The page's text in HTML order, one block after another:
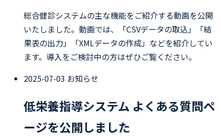
総合健診システムの主な機能をご紹介する動画を公開
いたしました。動画では、「CSVデータの取込」「結
果表の出力」「XMLデータの作成」などを紹介してい
ます。導入をご検討中の方はぜひご覧ください。
2025-07-03 お知らせ
低栄養指導システム よくある質問ペ
ージを公開しました